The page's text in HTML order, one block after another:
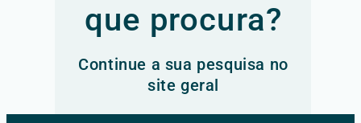
que procura?
Continue a sua pesquisa no
site geral